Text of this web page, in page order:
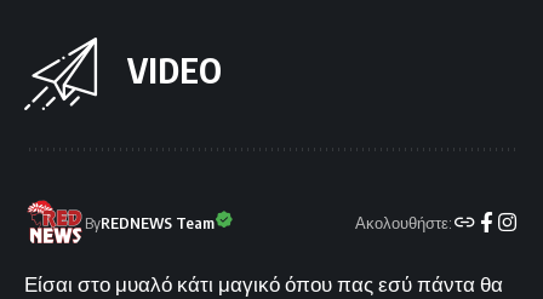
VIDEO
ByREDNEWS Team Ακολουθήστε:
Είσαι στο μυαλό κάτι μαγικό όπου πας εσύ πάντα θα